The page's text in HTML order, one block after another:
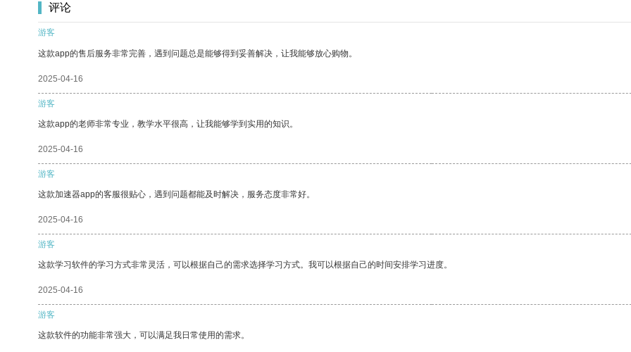
评论
游客
这款app的售后服务非常完善，遇到问题总是能够得到妥善解决，让我能够放心购物。
2025-04-16
游客
这款app的老师非常专业，教学水平很高，让我能够学到实用的知识。
2025-04-16
游客
这款加速器app的客服很贴心，遇到问题都能及时解决，服务态度非常好。
2025-04-16
游客
这款学习软件的学习方式非常灵活，可以根据自己的需求选择学习方式。我可以根据自己的时间安排学习进度。
2025-04-16
游客
这款软件的功能非常强大，可以满足我日常使用的需求。